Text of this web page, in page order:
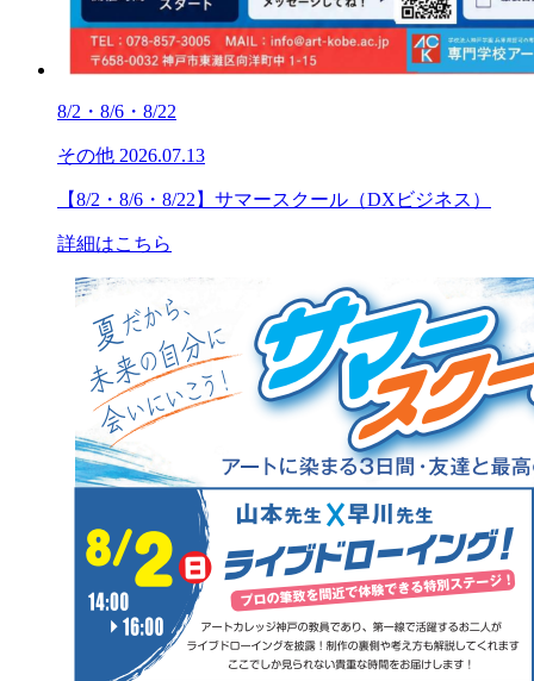
8/2・8/6・8/22
その他 2026.07.13
【8/2・8/6・8/22】サマースクール（DXビジネス）
詳細はこちら